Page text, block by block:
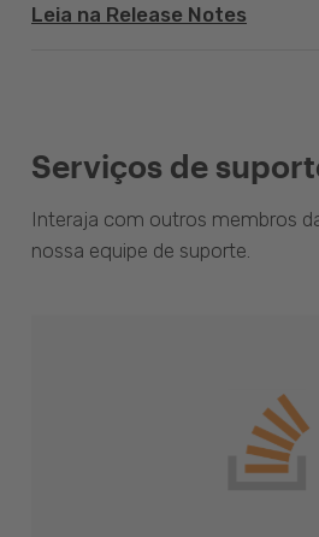
Leia na Release Notes
Serviços de
Interaja com outros membros
nossa equipe de suporte.